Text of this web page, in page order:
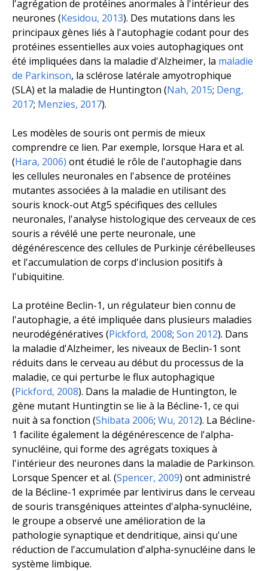
l'agrégation de protéines anormales à l'intérieur des
neurones (Kesidou, 2013). Des mutations dans les
principaux gènes liés à l'autophagie codant pour des
protéines essentielles aux voies autophagiques ont
été impliquées dans la maladie d'Alzheimer, la maladie
de Parkinson, la sclérose latérale amyotrophique
(SLA) et la maladie de Huntington (Nah, 2015; Deng,
2017; Menzies, 2017).
Les modèles de souris ont permis de mieux
comprendre ce lien. Par exemple, lorsque Hara et al.
(Hara, 2006) ont étudié le rôle de l'autophagie dans
les cellules neuronales en l'absence de protéines
mutantes associées à la maladie en utilisant des
souris knock-outAtg5 spécifiques des cellules
neuronales, l'analyse histologique des cerveaux de ces
souris a révélé une perte neuronale, une
dégénérescence des cellules de Purkinje cérébelleuses
et l'accumulation de corps d'inclusion positifs à
l'ubiquitine.
La protéine Beclin-1, un régulateur bien connu de
l'autophagie, a été impliquée dans plusieurs maladies
neurodégénératives (Pickford, 2008; Son 2012). Dans
la maladie d'Alzheimer, les niveaux de Beclin-1 sont
réduits dans le cerveau au début du processus de la
maladie, ce qui perturbe le flux autophagique
(Pickford, 2008). Dans la maladie de Huntington, le
gène mutant Huntingtin se lie à la Bécline-1, ce qui
nuit à sa fonction (Shibata 2006; Wu, 2012). La Bécline-
1 facilite également la dégénérescence de l'alpha-
synucléine, qui forme des agrégats toxiques à
l'intérieur des neurones dans la maladie de Parkinson.
Lorsque Spenceret al. (Spencer, 2009) ont administré
de la Bécline-1 exprimée par lentivirus dans le cerveau
de souris transgéniques atteintes d'alpha-synucléine,
le groupe a observé une amélioration de la
pathologie synaptique et dendritique, ainsi qu'une
réduction de l'accumulation d'alpha-synucléine dans le
système limbique.